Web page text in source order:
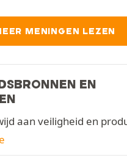
MENINGEN LEZEN
EN
aan veiligheid en